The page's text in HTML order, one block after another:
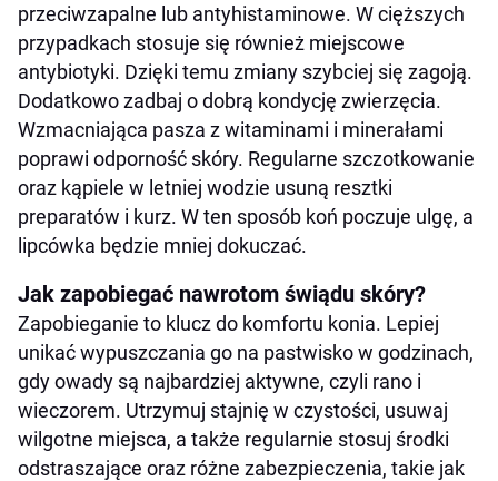
przeciwzapalne lub antyhistaminowe. W cięższych
przypadkach stosuje się również miejscowe
antybiotyki. Dzięki temu zmiany szybciej się zagoją.
Dodatkowo zadbaj o dobrą kondycję zwierzęcia.
Wzmacniająca pasza z witaminami i minerałami
poprawi odporność skóry. Regularne szczotkowanie
oraz kąpiele w letniej wodzie usuną resztki
preparatów i kurz. W ten sposób koń poczuje ulgę, a
lipcówka będzie mniej dokuczać.
Jak zapobiegać nawrotom świądu skóry?
Zapobieganie to klucz do komfortu konia. Lepiej
unikać wypuszczania go na pastwisko w godzinach,
gdy owady są najbardziej aktywne, czyli rano i
wieczorem. Utrzymuj stajnię w czystości, usuwaj
wilgotne miejsca, a także regularnie stosuj środki
odstraszające oraz różne zabezpieczenia, takie jak